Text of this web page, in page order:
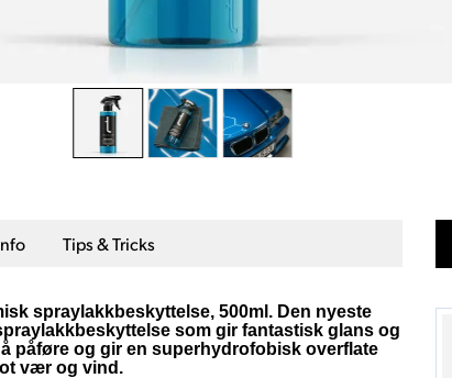
Tips & Tricks
spraylakkbeskyttelse, 500ml. Den nyeste
som gir fantastisk glans og
påføre og gir en superhydrofobisk overflate
vær og vind.